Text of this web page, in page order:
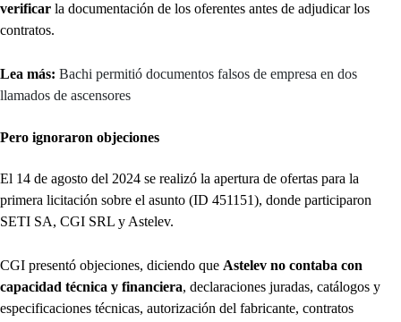
verificar la documentación de los oferentes antes de adjudicar los
contratos.
Lea más: Bachi permitió documentos falsos de empresa en dos
llamados de ascensores
Pero ignoraron objeciones
El 14 de agosto del 2024 se realizó la apertura de ofertas para la
primera licitación sobre el asunto (ID 451151), donde participaron
SETI SA, CGI SRL y Astelev.
CGI presentó objeciones, diciendo que Astelev no contaba con
capacidad técnica y financiera, declaraciones juradas, catálogos y
especificaciones técnicas, autorización del fabricante, contratos